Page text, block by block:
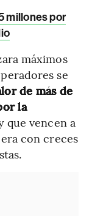
millones por
máximos
se
de más de
la
que vencen a
con creces